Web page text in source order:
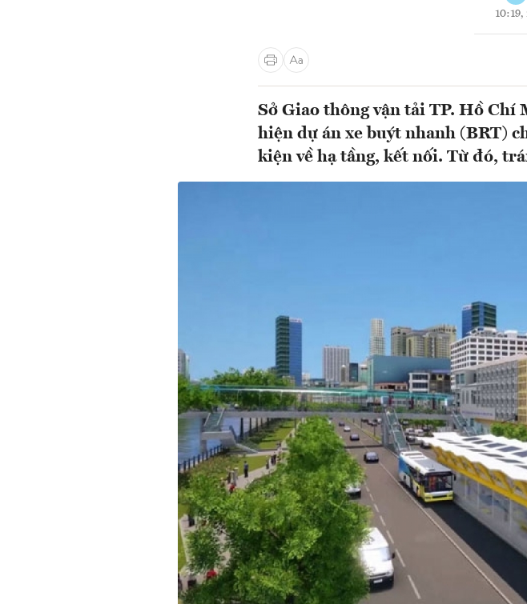
Sở Giao thông vận tải TP. Hồ
hiện dự án xe buýt nhanh (BRT)
kiện về hạ tầng, kết nối. Từ đó,